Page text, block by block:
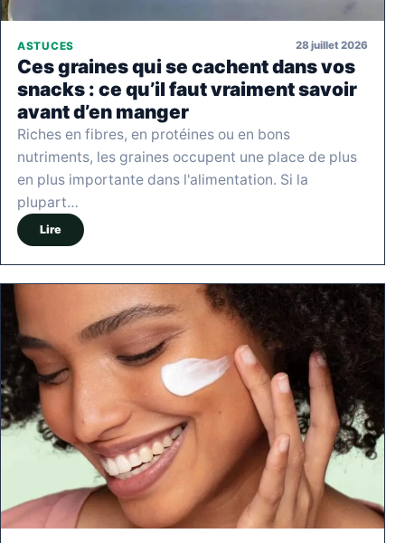
ASTUCES 28 juillet 2026
Ces graines qui se cachent dans vos
snacks : ce qu’il faut vraiment savoir
avant d’en manger
Riches en fibres, en protéines ou en bons
nutriments, les graines occupent une place de plus
en plus importante dans l'alimentation. Si la
plupart…
Lire